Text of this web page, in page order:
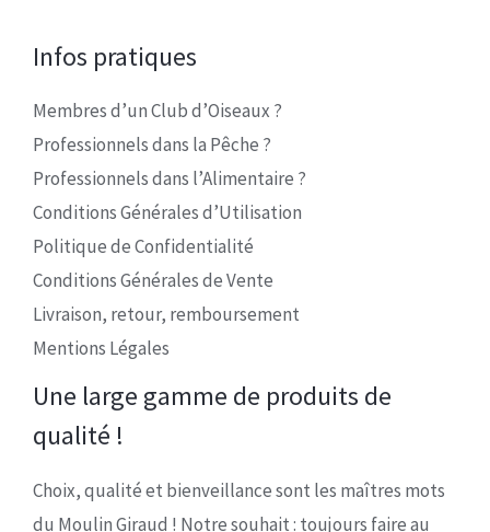
Infos pratiques
Membres d’un Club d’Oiseaux ?
Professionnels dans la Pêche ?
Professionnels dans l’Alimentaire ?
Conditions Générales d’Utilisation
Politique de Confidentialité
Conditions Générales de Vente
Livraison, retour, remboursement
Mentions Légales
Une large gamme de produits de
qualité !
Choix, qualité et bienveillance sont les maîtres mots
du Moulin Giraud ! Notre souhait : toujours faire au